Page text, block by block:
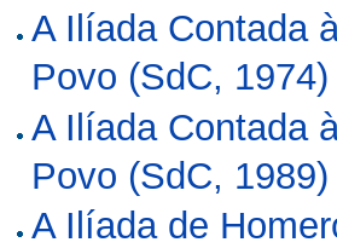
A Ilíada Contada
Povo (SdC, 1974)
A Ilíada Contada
Povo (SdC, 1989)
A Ilíada de